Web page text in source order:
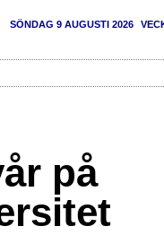
SÖNDAG 9 AUGUSTI 2026
på